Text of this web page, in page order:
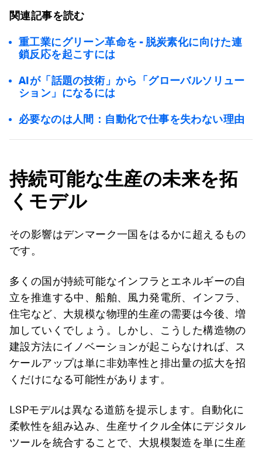
関連記事を読む
重工業にグリーン革命を - 脱炭素化に向けた連
鎖反応を起こすには
AIが「話題の技術」から「グローバルソリュー
ション」になるには
必要なのは人間：自動化で仕事を失わない理由
持続可能な生産の未来を拓
くモデル
その影響はデンマーク一国をはるかに超えるもの
です。
多くの国が持続可能なインフラとエネルギーの自
立を推進する中、船舶、風力発電所、インフラ、
住宅など、大規模な物理的生産の需要は今後、増
加していくでしょう。しかし、こうした構造物の
建設方法にイノベーションが起こらなければ、ス
ケールアップは単に非効率性と排出量の拡大を招
くだけになる可能性があります。
LSPモデルは異なる道筋を提示します。自動化に
柔軟性を組み込み、生産サイクル全体にデジタル
ツールを統合することで、大規模製造を単に生産